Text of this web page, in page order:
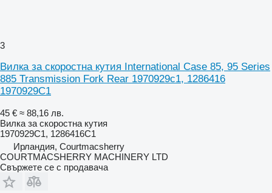
3
Вилка за скоростна кутия International Case 85, 95 Series
885 Transmission Fork Rear 1970929c1, 1286416
1970929C1
45 € ≈ 88,16 лв.
Вилка за скоростна кутия
1970929C1, 1286416C1
Ирландия, Courtmacsherry
COURTMACSHERRY MACHINERY LTD
Свържете се с продавача